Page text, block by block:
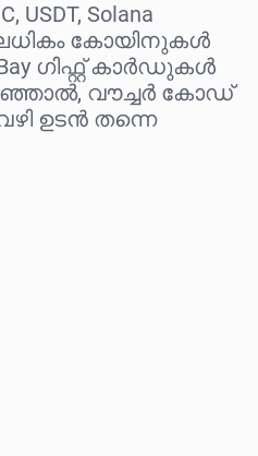
USDT, Solana
ലധികം കോയിനുകൾ
ഗിഫ്റ്റ് കാർഡുകൾ
വൗച്ചർ കോഡ്
ഉടൻ തന്നെ